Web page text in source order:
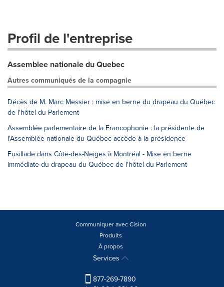
Profil de l'entreprise
Assemblee nationale du Quebec
Autres communiqués de la compagnie
Décès de M. Marc Messier : mise en berne du drapeau du Québec
de l'hôtel du Parlement
Assemblée parlementaire de la Francophonie : la présidente de
l'Assemblée nationale du Québec accède à la présidence
Fusillade dans Côte-des-Neiges à Montréal - Mise en berne
immédiate du drapeau du Québec de l'hôtel du Parlement
Communiquer avec Cision
Produits
À propos
Services
877-269-7890